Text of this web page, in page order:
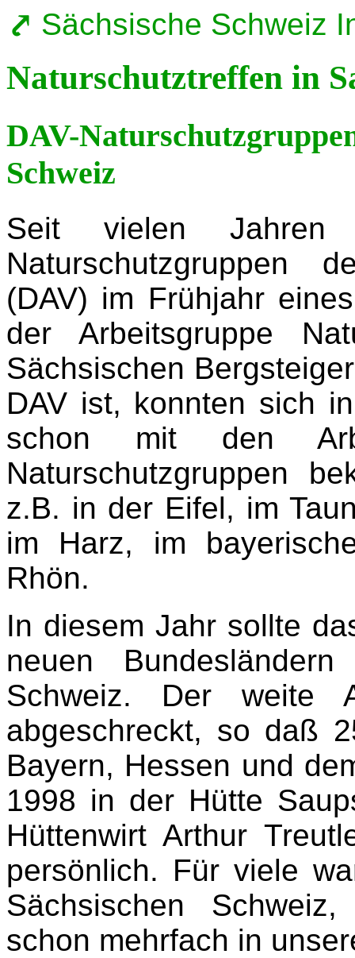
Sächsische Schweiz
Naturschutztreffen in
DAV-
Schweiz
Seit vielen
Naturschutzgruppen
(DAV) im Frühjahr
der Arbeitsgruppe
Sächsischen
DAV ist, konnten sich
schon mit den
Naturschutzgruppen
z.B. in der Eifel, im
im Harz, im
Rhön.
In diesem Jahr sollte
neuen
Schweiz. Der weite
abgeschreckt, so daß
Bayern, Hessen und
1998 in der Hütte
Hüttenwirt Arthur
persönlich. Für viele
Sächsischen
schon mehrfach in